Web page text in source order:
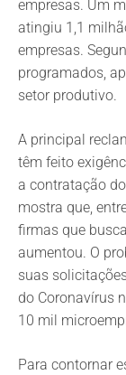
empresas. Um
atingiu 1,1
empresas.
programados,
setor produtivo.
A principal
têm feito
a contratação
mostra que,
firmas que
aumentou. O
suas
do Coronavírus
10 mil
Para contornar